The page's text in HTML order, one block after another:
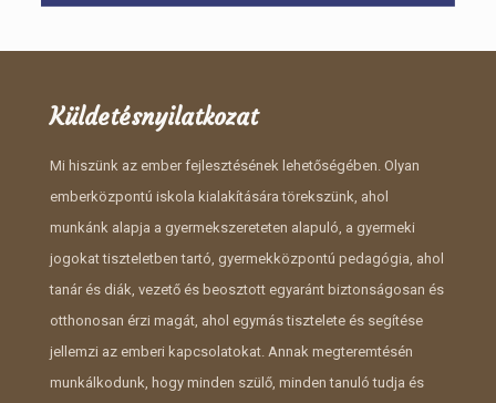
Küldetésnyilatkozat
Mi hiszünk az ember fejlesztésének lehetőségében. Olyan
emberközpontú iskola kialakítására törekszünk, ahol
munkánk alapja a gyermekszereteten alapuló, a gyermeki
jogokat tiszteletben tartó, gyermekközpontú pedagógia, ahol
tanár és diák, vezető és beosztott egyaránt biztonságosan és
otthonosan érzi magát, ahol egymás tisztelete és segítése
jellemzi az emberi kapcsolatokat. Annak megteremtésén
munkálkodunk, hogy minden szülő, minden tanuló tudja és